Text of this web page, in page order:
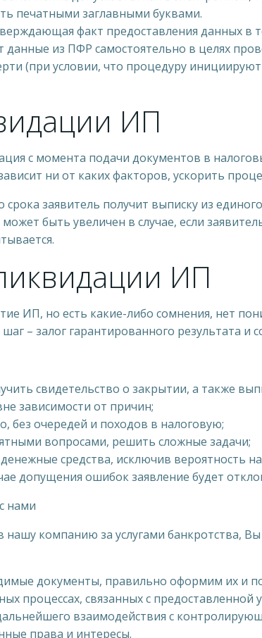
печатными заглавными буквами.
факт предоставления данных в
из ПФР самостоятельно в целях
(при условии, что процедуру
ИП
с момента подачи документов в
ни от каких факторов, ускорить
срока заявитель получит выписку из
быть увеличен в случае, если
ИП
ИП, но есть какие-либо сомнения, нет
– залог гарантированного результата и
свидетельство о закрытии, а также
зависимости от причин;
без очередей и походов в налоговую;
вопросами, решить сложные задачи;
средства, исключив вероятность
допущения ошибок заявление будет
нами
нашу компанию за услугами банкротства,
документы, правильно оформим их и
процессах, связанных с предоставленной
взаимодействия с
права и интересы.